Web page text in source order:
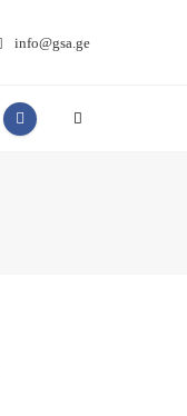
info@gsa.ge